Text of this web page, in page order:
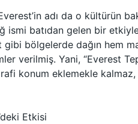
adı da o kültürün
ismi batıdan gelen bir
bölgelerde dağın hem
verilmiş. Yani, “Everest
konum eklemekle
Etkisi